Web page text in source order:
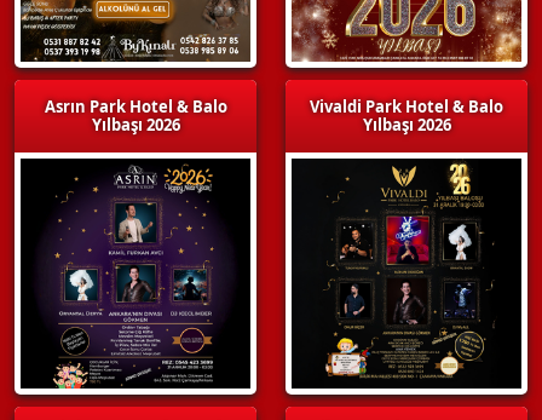
Asrın Park Hotel & Balo
Yılbaşı 2026
Vivaldi Park Hotel & Balo
Yılbaşı 2026